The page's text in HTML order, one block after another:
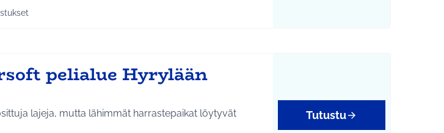
Riihikallio
mukaan: Liikunta ja harrastukset
pelialue Hyrylään
lajeja, mutta lähimmät harrastepaikat löytyvät
Tutustu